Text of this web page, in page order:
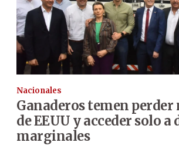
Nacionales
Ganaderos temen perder
de EEUU y acceder solo a
marginales